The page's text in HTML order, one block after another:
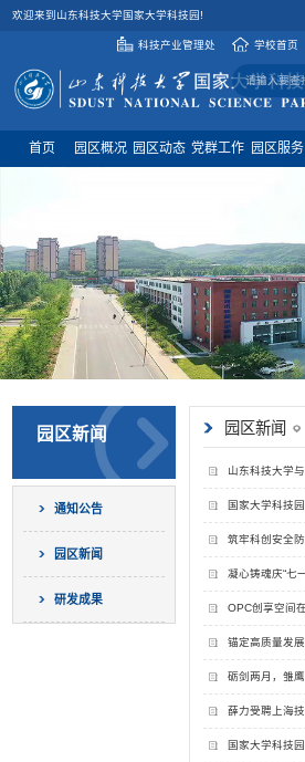
欢迎来到山东科技大学国家大学科技园!
科技产业管理处 学校首页
首页 园区概况 园区动态 党群工作 园区服务
园区新闻
通知公告
园区新闻
研发成果
园区新闻